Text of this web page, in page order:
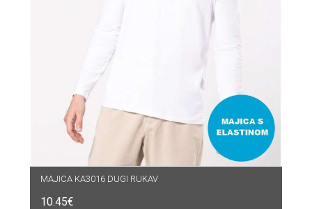
MAJICA KA3016 DUGI RUKAV
10.45€